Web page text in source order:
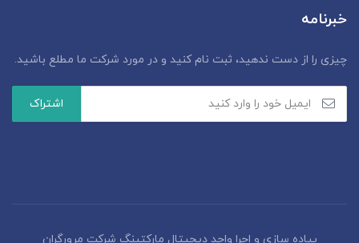
خبرنامه
چیزی را از دست ندهید، ثبت نام کنید و در مورد شرکت ما مطلع باشید.
پیاده سازی و اجرا واحد دیجیتال مارکتینگ شرکت مرورگران